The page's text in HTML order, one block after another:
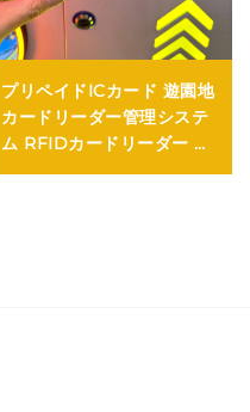
プリペイドICカード 遊園地
カードリーダー管理システ
ム RFIDカードリーダー コ
イン式ゲーム用アーケード